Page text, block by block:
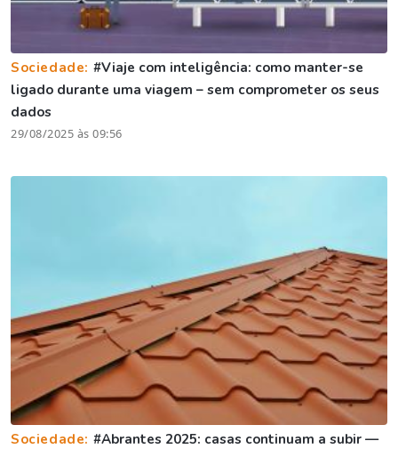
Sociedade: #Viaje com inteligência: como manter-se
ligado durante uma viagem – sem comprometer os seus
dados
29/08/2025 às 09:56
Sociedade: #Abrantes 2025: casas continuam a subir —